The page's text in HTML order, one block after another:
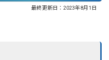
最終更新日： 2023年8月1日